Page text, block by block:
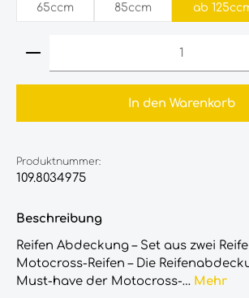
65ccm 85ccm ab
Produkt Anzahl: Gib den
In den Warenkorb
Produktnummer:
109.8034975
Beschreibung
Reifen Abdeckung – Set aus zwei
Motocross-Reifen – Die
Must-have der Motocross-… Mehr